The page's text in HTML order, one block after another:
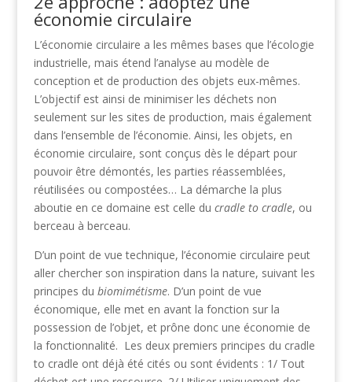
économie circulaire
L’économie circulaire a les mêmes bases que l’écologie
industrielle, mais étend l’analyse au modèle de
conception et de production des objets eux-mêmes.
L’objectif est ainsi de minimiser les déchets non
seulement sur les sites de production, mais également
dans l’ensemble de l’économie. Ainsi, les objets, en
économie circulaire, sont conçus dès le départ pour
pouvoir être démontés, les parties réassemblées,
réutilisées ou compostées… La démarche la plus
aboutie en ce domaine est celle du cradle to cradle, ou
berceau à berceau.
D’un point de vue technique, l’économie circulaire peut
aller chercher son inspiration dans la nature, suivant les
principes du biomimétisme. D’un point de vue
économique, elle met en avant la fonction sur la
possession de l’objet, et prône donc une économie de
la fonctionnalité. Les deux premiers principes du cradle
to cradle ont déjà été cités ou sont évidents : 1/ Tout